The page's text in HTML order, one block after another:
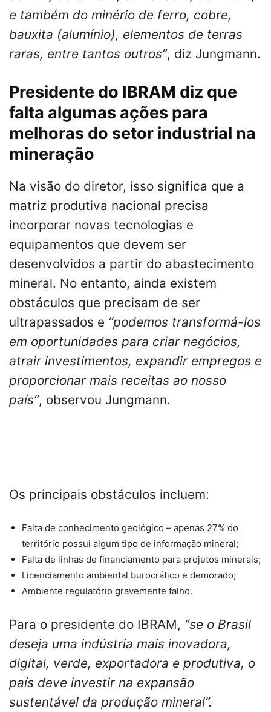
e também do minério de ferro, cobre,
bauxita (alumínio), elementos de terras
raras, entre tantos outros”, diz Jungmann.
Presidente do IBRAM diz que
falta algumas ações para
melhoras do setor industrial na
mineração
Na visão do diretor, isso significa que a
matriz produtiva nacional precisa
incorporar novas tecnologias e
equipamentos que devem ser
desenvolvidos a partir do abastecimento
mineral. No entanto, ainda existem
obstáculos que precisam de ser
ultrapassados ​​e “podemos transformá-los
em oportunidades para criar negócios,
atrair investimentos, expandir empregos e
proporcionar mais receitas ao nosso
país”, observou Jungmann.
Os principais obstáculos incluem:
Falta de conhecimento geológico – apenas 27% do
território possui algum tipo de informação mineral;
Falta de linhas de financiamento para projetos minerais;
Licenciamento ambiental burocrático e demorado;
Ambiente regulatório gravemente falho.
Para o presidente do IBRAM, “se o Brasil
deseja uma indústria mais inovadora,
digital, verde, exportadora e produtiva, o
país deve investir na expansão
sustentável da produção mineral”.